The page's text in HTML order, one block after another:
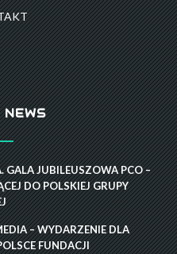
GALA JUBILEUSZOWA PCO –
DO POLSKIEJ GRUPY
– WYDARZENIE DLA
FUNDACJI